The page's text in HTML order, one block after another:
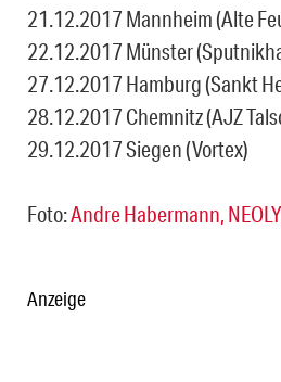
21.12.2017 Mannheim (Alte
22.12.2017 Münster
27.12.2017 Hamburg (Sankt
28.12.2017 Chemnitz (AJZ
29.12.2017 Siegen (Vortex)
Foto:Andre Habermann,
Anzeige